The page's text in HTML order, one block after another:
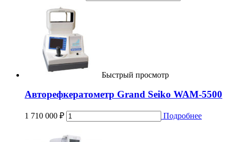
Быстрый просмотр
Авторефкератометр Grand Seiko WAM-5500
1 710 000 ₽ Подробнее